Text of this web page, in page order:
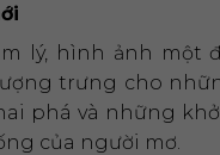
lý, hình ảnh một
trưng cho
phá và những
của người mơ.